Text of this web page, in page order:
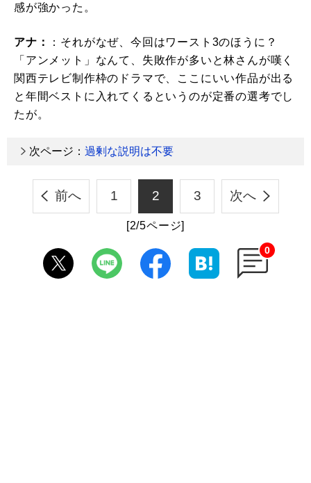
感が強かった。
アナ：
：それがなぜ、今回はワースト3のほうに？
「アンメット」なんて、失敗作が多いと林さんが嘆く
関西テレビ制作枠のドラマで、ここにいい作品が出る
と年間ベストに入れてくるというのが定番の選考でし
たが。
次ページ： 過剰な説明は不要
前へ 1 2 3 次へ
[2/5ページ]
0